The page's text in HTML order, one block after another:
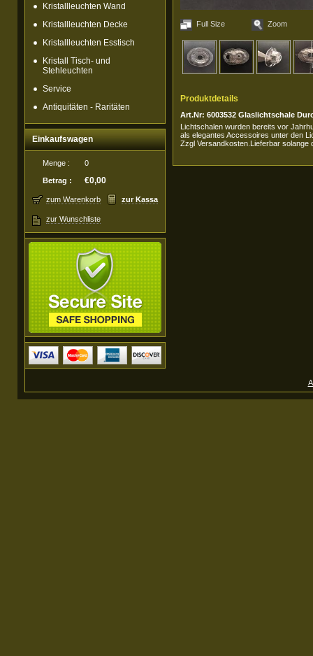
Kristallleuchten Wand
Kristallleuchten Decke
Kristallleuchten Esstisch
Kristall Tisch- und
Stehleuchten
Service
Antiquitäten - Raritäten
Einkaufswagen
Menge : 0
Betrag : €0,00
zum Warenkorb zur Kassa
zur Wunschliste
Full Size Zoom
Produktdetails
Art.Nr: 6003532 Glaslichtschale
Lichtschalen wurden bereits vor
als elegantes Accessoires unter den
Zzgl Versandkosten.Lieferbar solange